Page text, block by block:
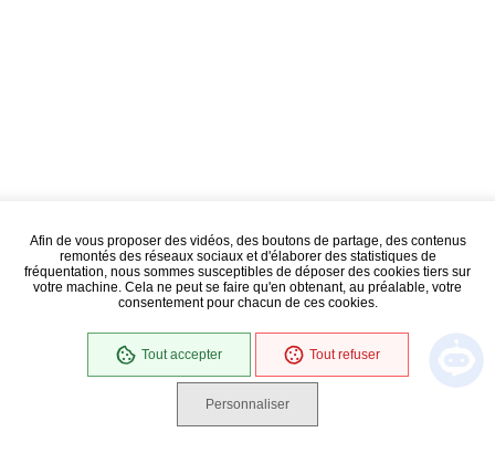
Afin de vous proposer des vidéos, des boutons de partage, des contenus
remontés des réseaux sociaux et d'élaborer des statistiques de
fréquentation, nous sommes susceptibles de déposer des cookies tiers sur
votre machine. Cela ne peut se faire qu'en obtenant, au préalable, votre
consentement pour chacun de ces cookies.
Tout accepter Tout refuser
Personnaliser